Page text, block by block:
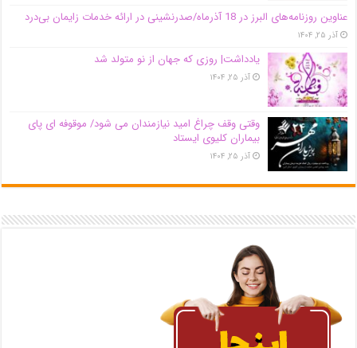
عناوین روزنامه‌های البرز در ‌18 آذرماه/صدرنشینی در ارائه خدمات زایمان بی‌درد
آذر ۲۵, ۱۴۰۴
یادداشت| روزی که جهان از نو متولد شد
آذر ۲۵, ۱۴۰۴
وقتی وقف چراغ امید نیازمندان می شود/ موقوفه ای پای
بیماران کلیوی ایستاد
آذر ۲۵, ۱۴۰۴